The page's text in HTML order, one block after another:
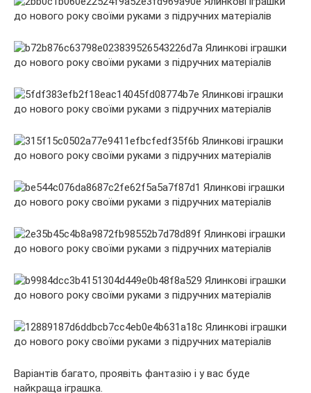
Варіантів багато, проявіть фантазію і у вас буде
найкраща іграшка.